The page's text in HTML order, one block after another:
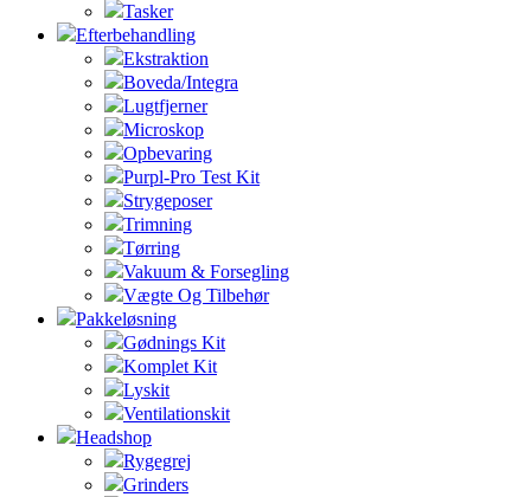
Tasker
Efterbehandling
Ekstraktion
Boveda/Integra
Lugtfjerner
Microskop
Opbevaring
Purpl-Pro Test Kit
Strygeposer
Trimning
Tørring
Vakuum & Forsegling
Vægte Og Tilbehør
Pakkeløsning
Gødnings Kit
Komplet Kit
Lyskit
Ventilationskit
Headshop
Rygegrej
Grinders